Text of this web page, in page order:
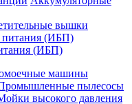
вышки
(ИБП)
машины
пылесосы
высокого давления